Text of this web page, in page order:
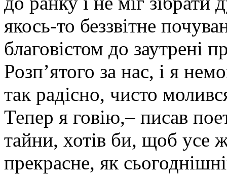
якось-то беззвітне
благовістом до заутрені
Розп’ятого за нас, і я
так радісно, чисто
Тепер я говію,– писав
тайни, хотів би, щоб усе
прекрасне, як